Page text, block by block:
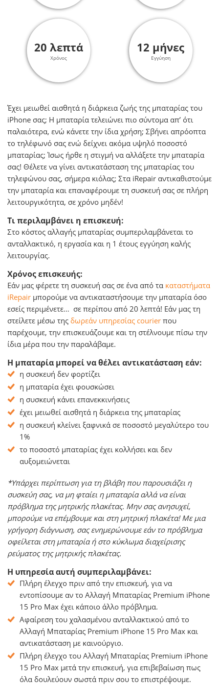
20 λεπτά
Χρόνος
12 μήνες
Εγγύηση
Έχει μειωθεί αισθητά η διάρκεια ζωής της μπαταρίας του
iPhone σας; H μπαταρία τελειώνει πιο σύντομα απ’ ότι
παλαιότερα, ενώ κάνετε την ίδια χρήση; Σβήνει απρόοπτα
το τηλέφωνό σας ενώ δείχνει ακόμα υψηλό ποσοστό
μπαταρίας; Ίσως ήρθε η στιγμή να αλλάξετε την μπαταρία
σας! Θέλετε να γίνει αντικατάσταση της μπαταρίας του
τηλεφώνου σας, σήμερα κιόλας; Στα iRepair αντικαθιστούμε
την μπαταρία και επαναφέρουμε τη συσκευή σας σε πλήρη
λειτουργικότητα, σε χρόνο μηδέν!
Τι περιλαμβάνει η επισκευή:
Στο κόστος αλλαγής μπαταρίας συμπεριλαμβάνεται το
ανταλλακτικό, η εργασία και η 1 έτους εγγύηση καλής
λειτουργίας.
Χρόνος επισκευής:
Εάν μας φέρετε τη συσκευή σας σε ένα από τα καταστήματα
iRepair μπορούμε να αντικαταστήσουμε την μπαταρία όσο
εσείς περιμένετε… σε περίπου από 20 λεπτά! Εάν μας τη
στείλετε μέσω της δωρεάν υπηρεσίας courier που
παρέχουμε, την επισκευάζουμε και τη στέλνουμε πίσω την
ίδια μέρα που την παραλάβαμε.
Η μπαταρία μπορεί να θέλει αντικατάσταση εάν:
η συσκευή δεν φορτίζει
η μπαταρία έχει φουσκώσει
η συσκευή κάνει επανεκκινήσεις
έχει μειωθεί αισθητά η διάρκεια της μπαταρίας
η συσκευή κλείνει ξαφνικά σε ποσοστό μεγαλύτερο του
1%
το ποσοστό μπαταρίας έχει κολλήσει και δεν
αυξομειώνεται
*Υπάρχει περίπτωση για τη βλάβη που παρουσιάζει η
συσκεύη σας, να μη φταίει η μπαταρία αλλά να είναι
πρόβλημα της μητρικής πλακέτας. Μην σας ανησυχεί,
μπορούμε να επέμβουμε και στη μητρική πλακέτα! Με μια
γρήγορη διάγνωση, σας ενημερώνουμε εάν το πρόβλημα
οφείλεται στη μπαταρία ή στο κύκλωμα διαχείρισης
ρεύματος της μητρικής πλακέτας.
Η υπηρεσία αυτή συμπεριλαμβάνει:
Πλήρη έλεγχο πριν από την επισκευή, για να
εντοπίσουμε αν το Αλλαγή Μπαταρίας Premium iPhone
15 Pro Max έχει κάποιο άλλο πρόβλημα.
Αφαίρεση του χαλασμένου ανταλλακτικού από το
Αλλαγή Μπαταρίας Premium iPhone 15 Pro Max και
αντικατάσταση με καινούργιο.
Πλήρη έλεγχο του Αλλαγή Μπαταρίας Premium iPhone
15 Pro Max μετά την επισκευή, για επιβεβαίωση πως
όλα δουλεύουν σωστά πριν σου το επιστρέψουμε.